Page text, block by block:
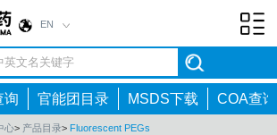
EN
询 官能团目录 MSDS下载 COA查询
心> 产品目录> Fluorescent PEGs